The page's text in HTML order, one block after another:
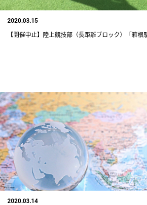
2020.03.15
【開催中止】陸上競技部（長距離ブロック）「箱根
2020.03.14